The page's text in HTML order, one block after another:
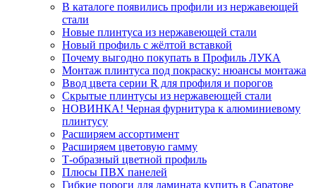
В каталоге появились профили из нержавеющей
стали
Новые плинтуса из нержавеющей стали
Новый профиль с жёлтой вставкой
Почему выгодно покупать в Профиль ЛУКА
Монтаж плинтуса под покраску: нюансы монтажа
Ввод цвета серии R для профиля и порогов
Скрытые плинтусы из нержавеющей стали
НОВИНКА! Черная фурнитура к алюминиевому
плинтусу
Расширяем ассортимент
Расширяем цветовую гамму
Т-образный цветной профиль
Плюсы ПВХ панелей
Гибкие пороги для ламината купить в Саратове